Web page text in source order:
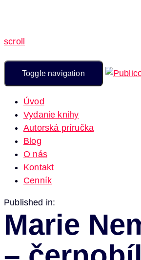
scroll
Toggle navigation
Úvod
Vydanie knihy
Autorská príručka
Blog
O nás
Kontakt
Cenník
Published in:
Marie